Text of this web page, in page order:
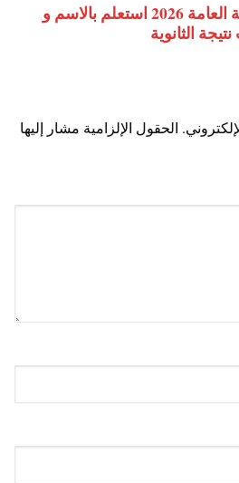
جميع مواقع نتيجة الثانوية العامة 2026 استعلم بالاسم و
الثانوية
الحقول الإلزامية مشار إليها